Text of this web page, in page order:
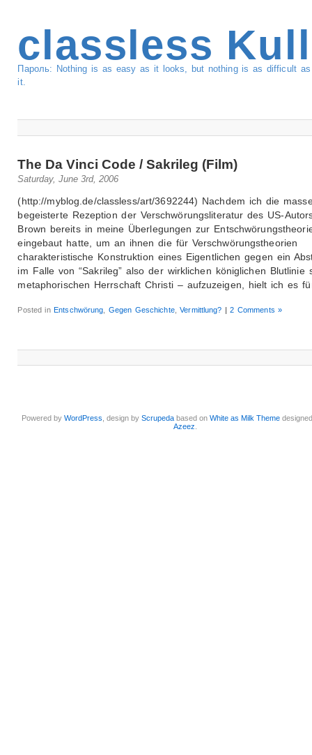
classless
Пароль: Nothing is as easy as it looks, but nothing is as difficult
it.
The Da Vinci Code / Sakrileg (Film)
Saturday, June 3rd, 2006
(http://myblog.de/classless/art/3692244) Nachdem ich die
begeisterte Rezeption der Verschwörungsliteratur des US-
Brown bereits in meine Überlegungen zur
eingebaut hatte, um an ihnen die für Verschwörungstheorien
charakteristische Konstruktion eines Eigentlichen gegen ein
im Falle von “Sakrileg” also der wirklichen königlichen Blutlinie
metaphorischen Herrschaft Christi – aufzuzeigen, hielt ich es
Posted inEntschwörung Gegen Geschichte,Vermittlung? | 2 Comments »
Powered byWordPress , design byScrupeda based onWhite as Milk Theme
Azeez